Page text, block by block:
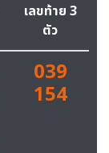
เลขท้าย 3
ตัว
039
154